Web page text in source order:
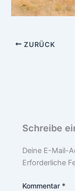
ZURÜCK
Schreibe
Deine E-Mail-
Erforderliche
Kommentar *